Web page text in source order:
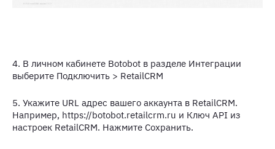
4. В личном кабинете Botobot в разделе Интеграции
выберите Подключить > RetailCRM
5. Укажите URL адрес вашего аккаунта в RetailCRM.
Например, https://botobot.retailcrm.ru и Ключ API из
настроек RetailCRM. Нажмите Сохранить.